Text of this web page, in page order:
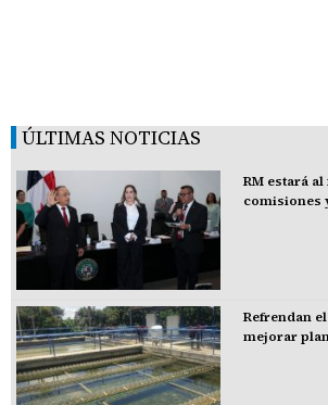
ÚLTIMAS NOTICIAS
RM estará
comisiones
Refrendan
mejorar